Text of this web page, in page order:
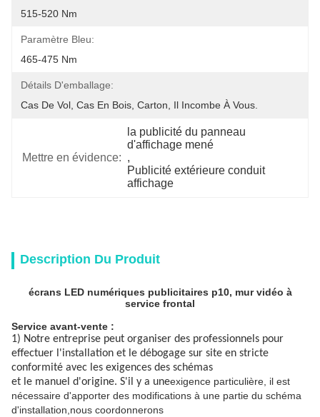
515-520 Nm
Paramètre Bleu:
465-475 Nm
Détails D'emballage:
Cas De Vol, Cas En Bois, Carton, Il Incombe À Vous.
Mettre en évidence:
la publicité du panneau
d'affichage mené
,
Publicité extérieure conduit
affichage
Description Du Produit
écrans LED numériques publicitaires p10, mur vidéo à
service frontal
Service avant-vente :
1) Notre entreprise peut organiser des professionnels pour
effectuer l'installation et le débogage sur site en stricte
conformité avec les exigences des schémas
et le manuel d'origine. S'il y a uneexigence particulière, il est
nécessaire d'apporter des modifications à une partie du schéma
d'installation, nous coordonnerons